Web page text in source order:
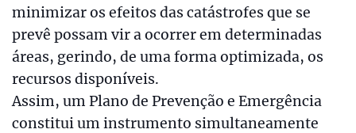
minimizar os efeitos das catástrofes que se
prevê possam vir a ocorrer em determinadas
áreas, gerindo, de uma forma optimizada, os
recursos disponíveis.
Assim, um Plano de Prevenção e Emergência
constitui um instrumento simultaneamente